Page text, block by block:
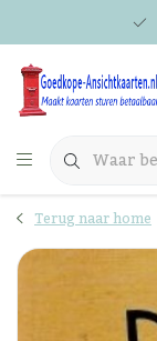
Terug naar home